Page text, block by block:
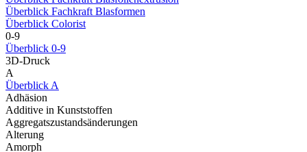
Überblick Fachkraft Blasformen
Überblick Colorist
0-9
Überblick 0-9
3D-Druck
A
Überblick A
Adhäsion
Additive in Kunststoffen
Aggregatszustandsänderungen
Alterung
Amorph